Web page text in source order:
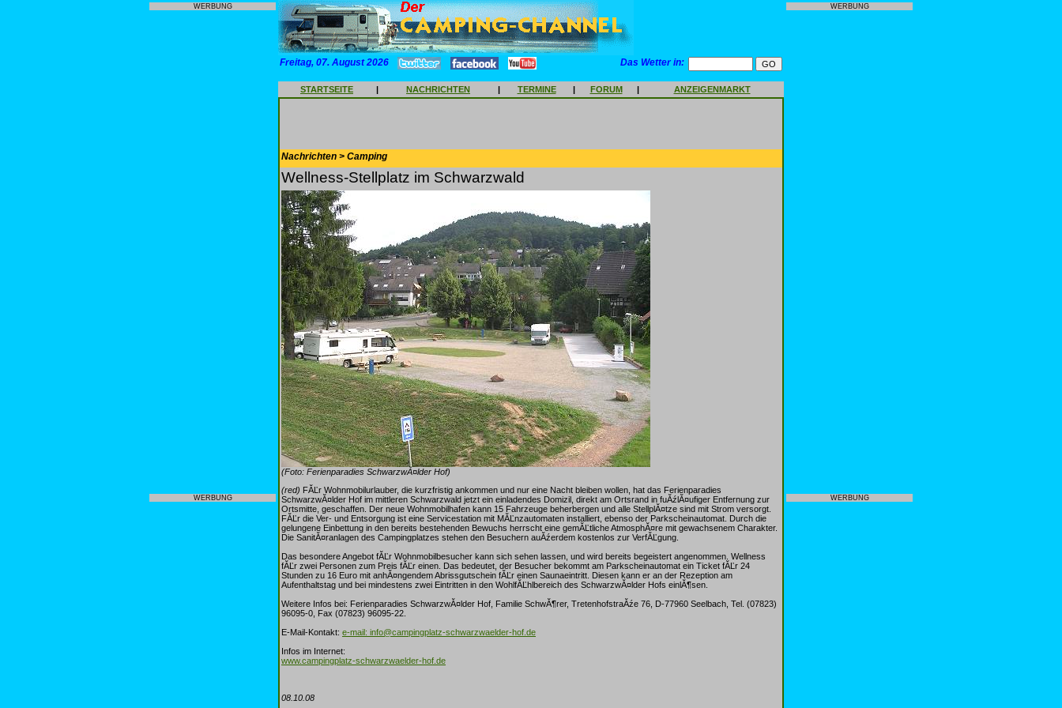
WERBUNG
WERBUNG
Freitag, 07. August 2026 Das Wetter in:
STARTSEITE | NACHRICHTEN | TERMINE | FORUM | ANZEIGENMARKT
Nachrichten > Camping
Wellness-Stellplatz im Schwarzwald
(Foto: Ferienparadies SchwarzwĂ¤lder Hof)
(red) FĂĽr Wohnmobilurlauber, die kurzfristig ankommen und nur eine Nacht bleiben wollen, hat das Ferienparadies
SchwarzwĂ¤lder Hof im mittleren Schwarzwald jetzt ein einladendes Domizil, direkt am Ortsrand in fuĂźlĂ¤ufiger Entfernung zur
Ortsmitte, geschaffen. Der neue Wohnmobilhafen kann 15 Fahrzeuge beherbergen und alle StellplĂ¤tze sind mit Strom versorgt.
FĂĽr die Ver- und Entsorgung ist eine Servicestation mit MĂĽnzautomaten installiert, ebenso der Parkscheinautomat. Durch die
gelungene Einbettung in den bereits bestehenden Bewuchs herrscht eine gemĂĽtliche AtmosphĂ¤re mit gewachsenem Charakter.
Die SanitĂ¤ranlagen des Campingplatzes stehen den Besuchern auĂźerdem kostenlos zur VerfĂĽgung.
Das besondere Angebot fĂĽr Wohnmobilbesucher kann sich sehen lassen, und wird bereits begeistert angenommen. Wellness
fĂĽr zwei Personen zum Preis fĂĽr einen. Das bedeutet, der Besucher bekommt am Parkscheinautomat ein Ticket fĂĽr 24
Stunden zu 16 Euro mit anhĂ¤ngendem Abrissgutschein fĂĽr einen Saunaeintritt. Diesen kann er an der Rezeption am
Aufenthaltstag und bei mindestens zwei Eintritten in den WohlfĂĽhlbereich des SchwarzwĂ¤lder Hofs einlĂ¶sen.
Weitere Infos bei: Ferienparadies SchwarzwĂ¤lder Hof, Familie SchwĂ¶rer, TretenhofstraĂźe 76, D-77960 Seelbach, Tel. (07823)
96095-0, Fax (07823) 96095-22.
E-Mail-Kontakt: e-mail: info@campingplatz-schwarzwaelder-hof.de
Infos im Internet:
www.campingplatz-schwarzwaelder-hof.de
08.10.08
WERBUNG
WERBUNG